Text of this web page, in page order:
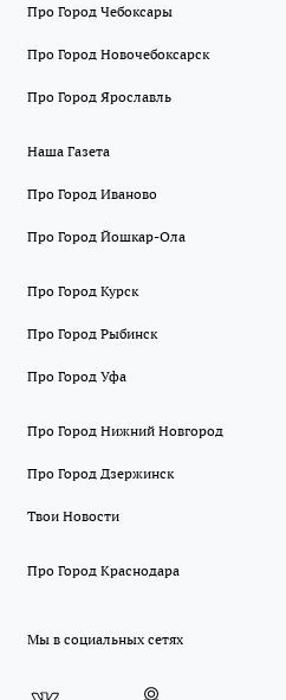
Про Город Чебоксары
Про Город Новочебоксарск
Про Город Ярославль
Наша Газета
Про Город Иваново
Про Город Йошкар-Ола
Про Город Курск
Про Город Рыбинск
Про Город Уфа
Про Город Нижний Новгород
Про Город Дзержинск
Твои Новости
Про Город Краснодара
Мы в социальных сетях